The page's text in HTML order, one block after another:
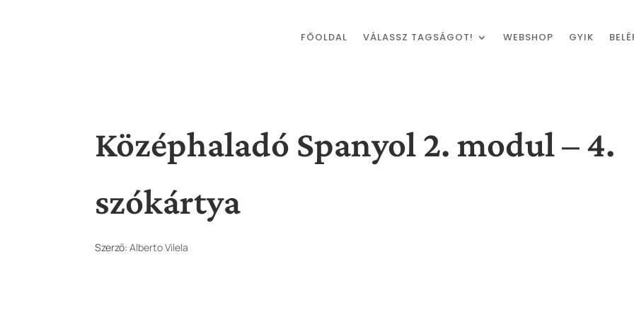
FŐOLDAL VÁLASSZ TAGSÁGOT! WEBSHOP GYIK
Középhaladó Spanyol 2. modul – 4.
szókártya
Szerző:Alberto Vilela